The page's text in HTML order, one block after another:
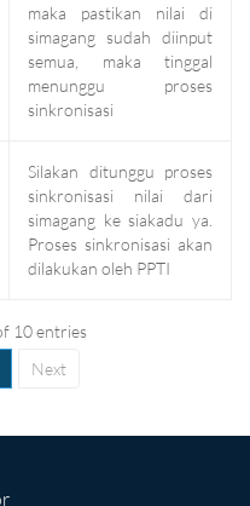
maka pastikan nilai di
simagang sudah diinput
semua, maka tinggal
menunggu proses
sinkronisasi
Silakan ditunggu proses
sinkronisasi nilai dari
simagang ke siakadu ya.
Proses sinkronisasi akan
dilakukan oleh PPTI
10 entries
Next